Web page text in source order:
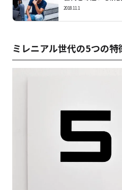
2018.11.1
ミレニアル世代の5つの特